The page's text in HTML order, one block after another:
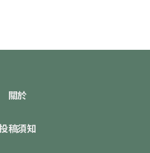
關於
稿須知